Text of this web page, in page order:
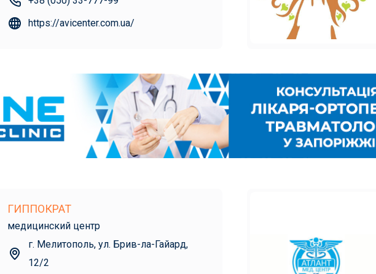
https://avicenter.com.ua/
ГИППОКРАТ
медицинский центр
г. Мелитополь, ул. Брив-ла-Гайард,
12/2